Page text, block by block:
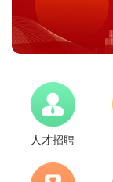
人才招聘